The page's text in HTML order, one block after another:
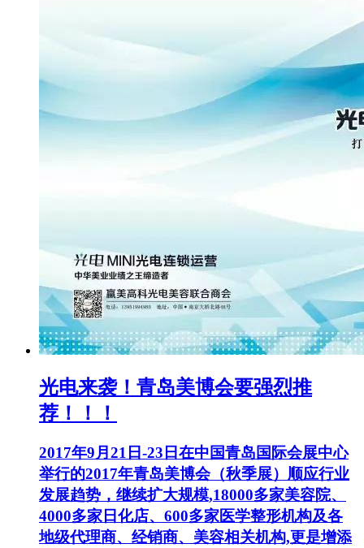
光电来袭！青岛美博会要强烈推
荐！！！
2017年9月21日-23日在中国青岛国际会展中心
举行的2017年青岛美博会（秋季展）顺应行业
发展趋势，继续扩大规模,18000多家美容院、
4000多家日化店、600多家医学整形机构及各
地级代理商、经销商、美容相关机构,更是增添